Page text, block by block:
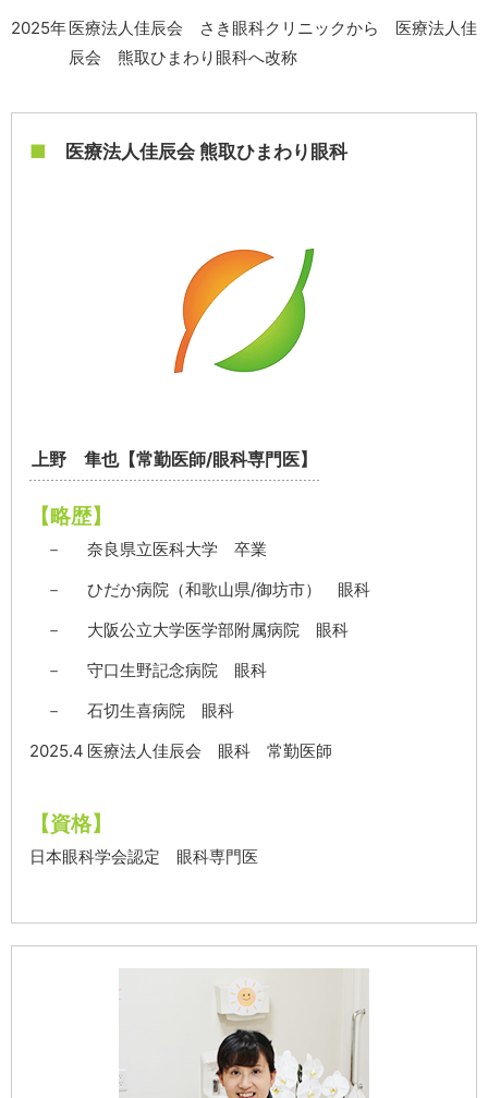
2025年医療法人佳辰会 さき眼科クリニックから 医療法人佳
辰会 熊取ひまわり眼科へ改称
■ 医療法人佳辰会 熊取ひまわり眼科
上野 隼也【常勤医師/眼科専門医】
【略歴】
－
奈良県立医科大学 卒業
－
ひだか病院（和歌山県/御坊市） 眼科
－
大阪公立大学医学部附属病院 眼科
－
守口生野記念病院 眼科
－
石切生喜病院 眼科
2025.4 医療法人佳辰会 眼科 常勤医師
【資格】
日本眼科学会認定 眼科専門医